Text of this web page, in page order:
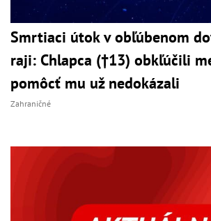
Smrtiaci útok v obľúbenom
raji: Chlapca (†13) obkľúčili
pomôcť mu už nedokázali
Zahraničné